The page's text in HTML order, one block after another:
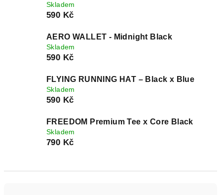
Skladem
590 Kč
AERO WALLET - Midnight Black
Skladem
590 Kč
FLYING RUNNING HAT – Black x Blue
Skladem
590 Kč
FREEDOM Premium Tee x Core Black
Skladem
790 Kč